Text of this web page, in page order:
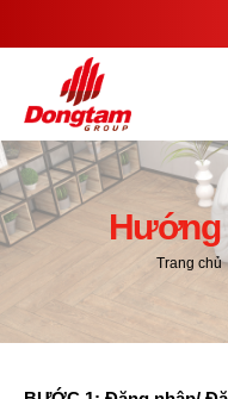
Hướng
Trang chủ